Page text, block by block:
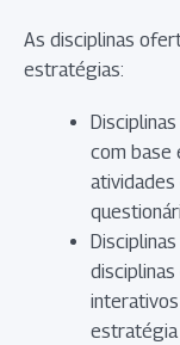
As disciplinas
estratégias:
com base
estratégia